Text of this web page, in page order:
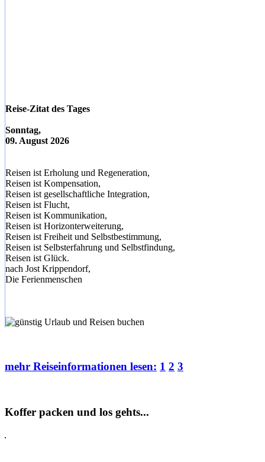
Reise-Zitat des Tages
Sonntag,
09. August 2026
Reisen ist Erholung und Regeneration,
Reisen ist Kompensation,
Reisen ist gesellschaftliche Integration,
Reisen ist Flucht,
Reisen ist Kommunikation,
Reisen ist Horizonterweiterung,
Reisen ist Freiheit und Selbstbestimmung,
Reisen ist Selbsterfahrung und Selbstfindung,
Reisen ist Glück.
nach Jost Krippendorf,
Die Ferienmenschen
mehr Reiseinformationen lesen: 1 2 3
Koffer packen und los gehts...